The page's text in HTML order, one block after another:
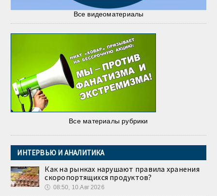
Все видеоматериалы
Все материалы рубрики
ИНТЕРВЬЮ И АНАЛИТИКА
Как на рынках нарушают правила хранения
скоропортящихся продуктов?
🕔 08:50, 10.Авг 2026